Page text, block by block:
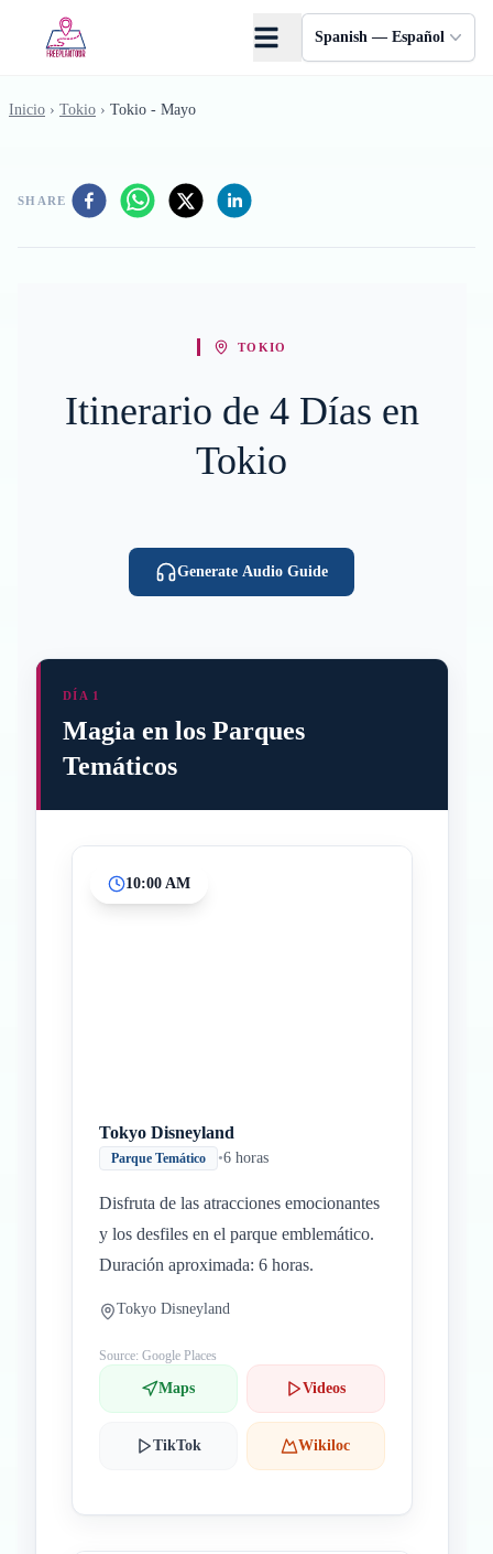
Spanish — Español
Inicio › Tokio › Tokio - Mayo
SHARE
TOKIO
Itinerario de 4 Días en
Tokio
Generate Audio Guide
DÍA 1
Magia en los Parques
Temáticos
10:00 AM
Tokyo Disneyland
Parque Temático •6 horas
Disfruta de las atracciones emocionantes
y los desfiles en el parque emblemático.
Duración aproximada: 6 horas.
Tokyo Disneyland
Source: Google Places
Maps Videos
TikTok Wikiloc